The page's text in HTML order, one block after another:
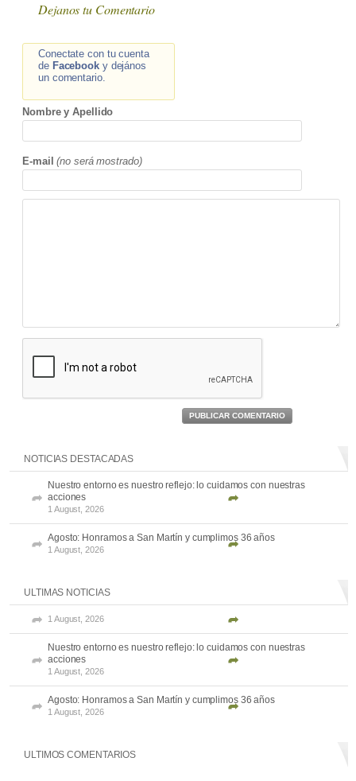
Dejanos tu Comentario
Conectate con tu cuenta
de Facebooky dejános
un comentario.
Nombre y Apellido
E-mail (no será mostrado)
PUBLICAR COMENTARIO
NOTICIAS DESTACADAS
Nuestro entorno es nuestro reflejo: lo cuidamos con nuestras
acciones
1 August, 2026
Agosto: Honramos a San Martín y cumplimos 36 años
1 August, 2026
ULTIMAS NOTICIAS
1 August, 2026
Nuestro entorno es nuestro reflejo: lo cuidamos con nuestras
acciones
1 August, 2026
Agosto: Honramos a San Martín y cumplimos 36 años
1 August, 2026
ULTIMOS COMENTARIOS